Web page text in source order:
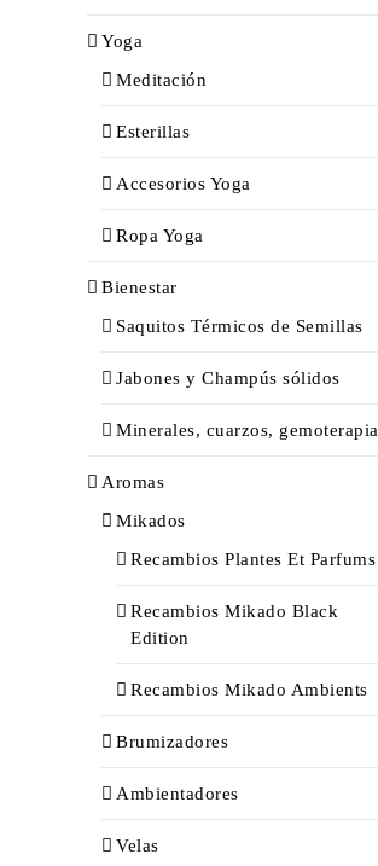
Yoga
Meditación
Esterillas
Accesorios Yoga
Ropa Yoga
Bienestar
Saquitos Térmicos de Semillas
Jabones y Champús sólidos
Minerales, cuarzos, gemoterapia
Aromas
Mikados
Recambios Plantes Et Parfums
Recambios Mikado Black
Edition
Recambios Mikado Ambients
Brumizadores
Ambientadores
Velas